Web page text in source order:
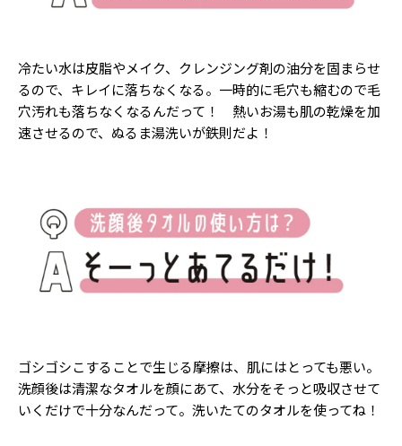
ST member
冷たい水は皮脂やメイク、クレンジング剤の油分を固まらせ
るので、キレイに落ちなくなる。一時的に毛穴も縮むので毛
穴汚れも落ちなくなるんだって！ 熱いお湯も肌の乾燥を加
速させるので、ぬるま湯洗いが鉄則だよ！
ゴシゴシこすることで生じる摩擦は、肌にはとっても悪い。
洗顔後は清潔なタオルを顔にあて、水分をそっと吸収させて
いくだけで十分なんだって。洗いたてのタオルを使ってね！